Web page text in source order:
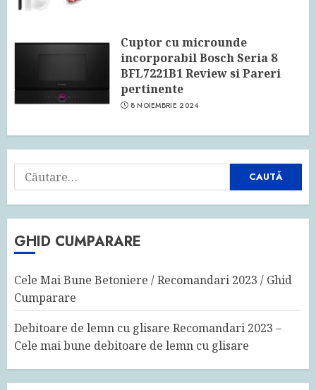
Cuptor cu microunde
incorporabil Bosch Seria 8
BFL7221B1 Review si Pareri
pertinente
8 NOIEMBRIE 2024
Caută
după:
GHID CUMPARARE
Cele Mai Bune Betoniere / Recomandari 2023 / Ghid
Cumparare
Debitoare de lemn cu glisare Recomandari 2023 –
Cele mai bune debitoare de lemn cu glisare